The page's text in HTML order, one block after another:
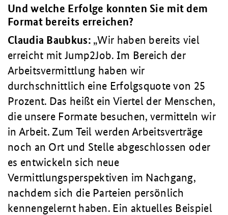
Und welche Erfolge konnten Sie mit dem
Format bereits erreichen?
Claudia Baubkus: Wir haben bereits viel
erreicht mit Jump2Job. Im Bereich der
Arbeitsvermittlung haben wir
durchschnittlich eine Erfolgsquote von 25
Prozent. Das heißt ein Viertel der Menschen,
die unsere Formate besuchen, vermitteln wir
in Arbeit. Zum Teil werden Arbeitsverträge
noch an Ort und Stelle abgeschlossen oder
es entwickeln sich neue
Vermittlungsperspektiven im Nachgang,
nachdem sich die Parteien persönlich
kennengelernt haben. Ein aktuelles Beispiel